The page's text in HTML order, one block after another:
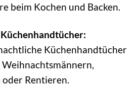
beim Kochen und Backen.
Küchenhandtücher
Rentieren.